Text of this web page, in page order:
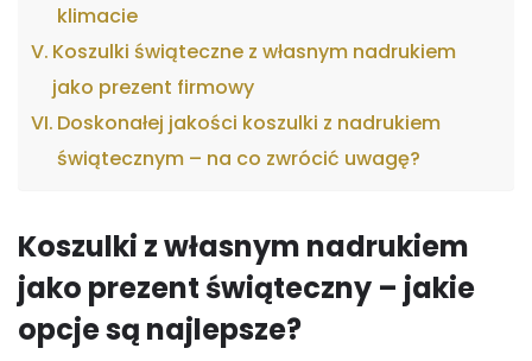
klimacie
Koszulki świąteczne z własnym nadrukiem
jako prezent firmowy
Doskonałej jakości koszulki z nadrukiem
świątecznym – na co zwrócić uwagę?
Koszulki z własnym nadrukiem
jako prezent świąteczny – jakie
opcje są najlepsze?